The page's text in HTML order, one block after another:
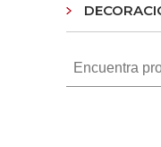
Buscar